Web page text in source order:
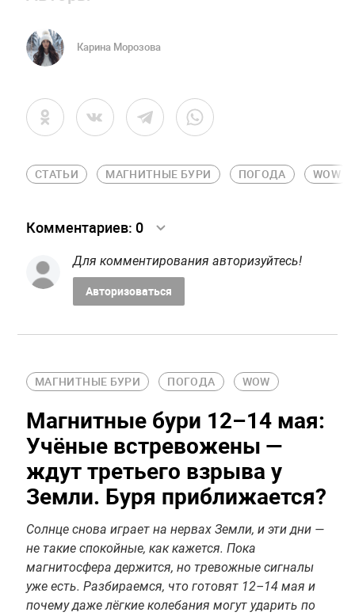
Карина Морозова
СТАТЬИ МАГНИТНЫЕ БУРИ ПОГОДА WOW
Комментариев: 0
Для комментирования авторизуйтесь!
Авторизоваться
МАГНИТНЫЕ БУРИ ПОГОДА WOW
Магнитные бури 12–14 мая:
Учёные встревожены —
ждут третьего взрыва у
Земли. Буря приближается?
Солнце снова играет на нервах Земли, и эти дни —
не такие спокойные, как кажется. Пока
магнитосфера держится, но тревожные сигналы
уже есть. Разбираемся, что готовят 12–14 мая и
почему даже лёгкие колебания могут ударить по